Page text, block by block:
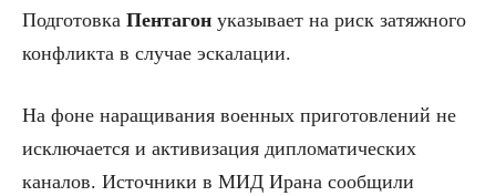
Подготовка Пентагон указывает на риск затяжного
конфликта в случае эскалации.
На фоне наращивания военных приготовлений не
исключается и активизация дипломатических
каналов. Источники в МИД Ирана сообщили